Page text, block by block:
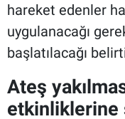
hareket edenler
uygulanacağı
başlatılacağı
Ateş
etkinliklerine